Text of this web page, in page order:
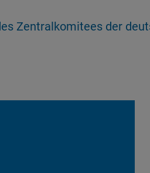
Zentralkomitees der